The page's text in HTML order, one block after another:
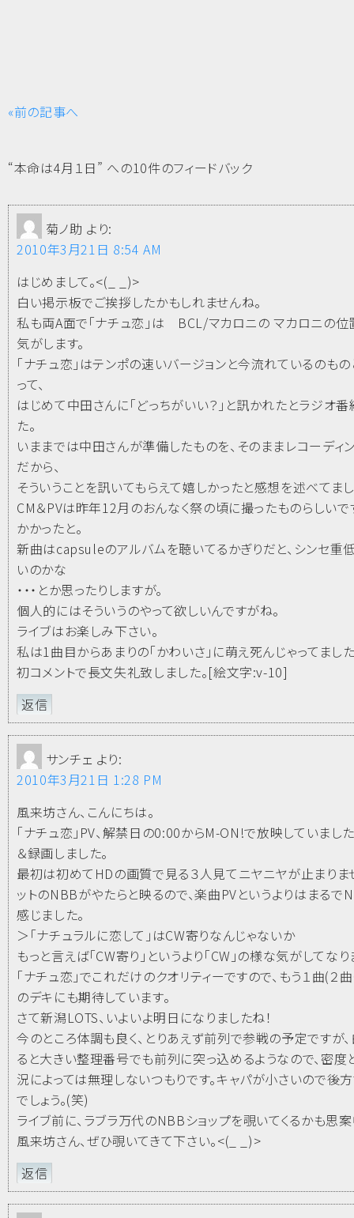
«前の記事へ
“本命は4月１日” への10件のフィードバック
菊ノ助 より:
2010年3月21日 8:54 AM
はじめまして。<(_ _)>
白い掲示板でご挨拶したかもしれませんね。
私も両A面で「ナチュ恋」は BCL/マカロニの マカロニの位
気がします。
「ナチュ恋」はテンポの速いバージョンと今流れているのも
って、
はじめて中田さんに「どっちがいい？」と訊かれたとラジオ
た。
いままでは中田さんが準備したものを、そのままレコーディ
だから、
そういうことを訊いてもらえて嬉しかったと感想を述べてまし
CM＆PVは昨年12月のおんなく祭の頃に撮ったものらしいで
かかったと。
新曲はcapsuleのアルバムを聴いてるかぎりだと、シンセ重
いのかな
・・・とか思ったりしますが。
個人的にはそういうのやって欲しいんですがね。
ライブはお楽しみ下さい。
私は1曲目からあまりの「かわいさ」に萌え死んじゃってました
初コメントで長文失礼致しました。[絵文字:v-10]
返信
サンチェ より:
2010年3月21日 1:28 PM
風来坊さん、こんにちは。
「ナチュ恋」PV、解禁日の0:00からM-ON!で放映していまし
＆録画しました。
最初は初めてHDの画質で見る３人見てニヤニヤが止まりま
ットのNBBがやたらと映るので、楽曲PVというよりはまる
感じました。
＞「ナチュラルに恋して」はCW寄りなんじゃないか
もっと言えば「CW寄り」というより「CW」の様な気がしてなり
「ナチュ恋」でこれだけのクオリティーですので、もう１曲(２
のデキにも期待しています。
さて新潟LOTS、いよいよ明日になりましたね！
今のところ体調も良く、とりあえず前列で参戦の予定ですが
ると大きい整理番号でも前列に突っ込めるようなので、密度
況によっては無理しないつもりです。キャパが小さいので後
でしょう。(笑)
ライブ前に、ラブラ万代のNBBショップを覗いてくるかも思
風来坊さん、ぜひ覗いてきて下さい。<(_ _)>
返信